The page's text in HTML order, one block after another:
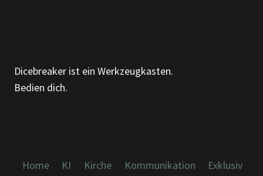
Dicebreaker ist ein Werkzeugkasten.
Bedien dich.
Home KI Kirche Kommunikation
Exklusiv